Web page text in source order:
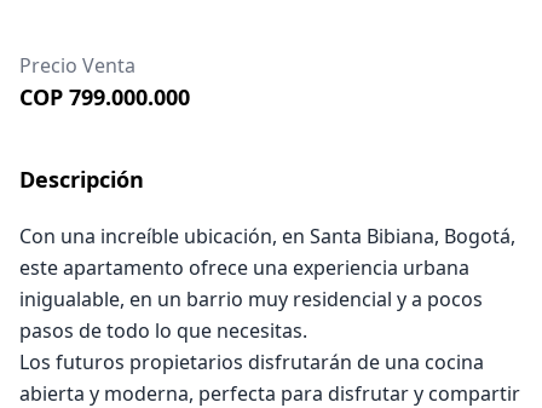
Precio Venta
COP 799.000.000
Descripción
Con una increíble ubicación, en Santa Bibiana, Bogotá,
este apartamento ofrece una experiencia urbana
inigualable, en un barrio muy residencial y a pocos
pasos de todo lo que necesitas.
Los futuros propietarios disfrutarán de una cocina
abierta y moderna, perfecta para disfrutar y compartir